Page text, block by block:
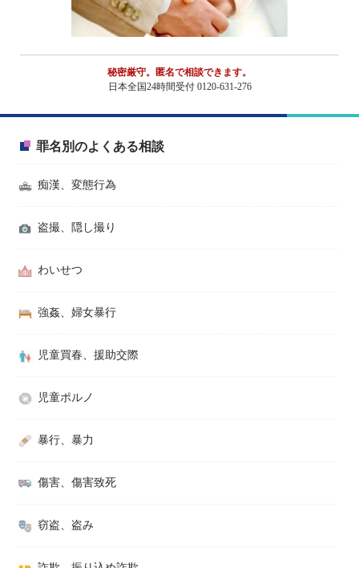
秘密厳守。匿名で相談できます。
日本全国24時間受付 0120-631-276
罪名別のよくある相談
痴漢、変態行為
盗撮、隠し撮り
わいせつ
強姦、婦女暴行
児童買春、援助交際
児童ポルノ
暴行、暴力
傷害、傷害致死
窃盗、盗み